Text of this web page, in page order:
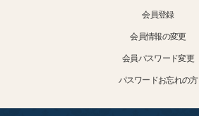
会員登録
会員情報の変更
会員パスワード変更
パスワードお忘れの方